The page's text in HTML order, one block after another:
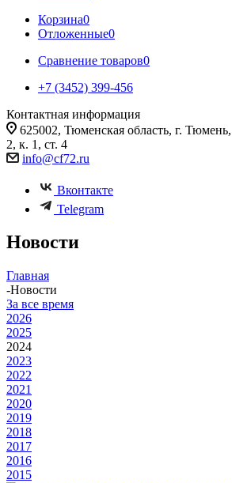
Корзина0
Отложенные0
Сравнение товаров0
+7 (3452) 399-456
Контактная информация
625002, Тюменская область, г.
2, к. 1, ст. 4
info@cf72.ru
Вконтакте
Telegram
Новости
Главная
-Новости
За все время
2026
2025
2024
2023
2022
2021
2020
2019
2018
2017
2016
2015